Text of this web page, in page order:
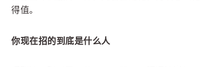
得值。
你现在招的到底是什么人